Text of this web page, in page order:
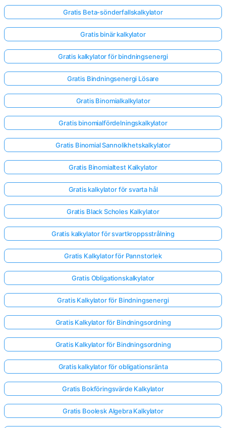
Gratis Beta-sönderfallskalkylator
Gratis binär kalkylator
Gratis kalkylator för bindningsenergi
Gratis Bindningsenergi Lösare
Gratis Binomialkalkylator
Gratis binomialfördelningskalkylator
Gratis Binomial Sannolikhetskalkylator
Gratis Binomialtest Kalkylator
Gratis kalkylator för svarta hål
Gratis Black Scholes Kalkylator
Gratis kalkylator för svartkroppsstrålning
Gratis Kalkylator för Pannstorlek
Gratis Obligationskalkylator
Gratis Kalkylator för Bindningsenergi
Gratis Kalkylator för Bindningsordning
Gratis Kalkylator för Bindningsordning
Gratis kalkylator för obligationsränta
Gratis Bokföringsvärde Kalkylator
Gratis Boolesk Algebra Kalkylator